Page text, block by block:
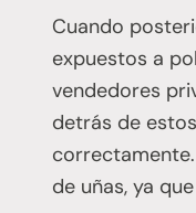
Cuando
expuestos a
vendedores
detrás de
de uñas, ya